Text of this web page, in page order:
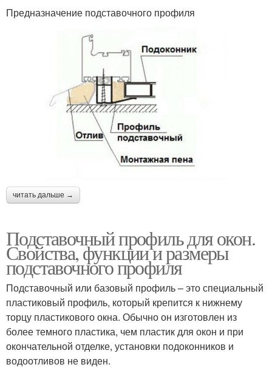
Предназначение подставочного профиля
читать дальше →
Подставочный профиль для окон.
Свойства, функции и размеры
подставочного профиля
Подставочный или базовый профиль – это специальный
пластиковый профиль, который крепится к нижнему
торцу пластикового окна. Обычно он изготовлен из
более темного пластика, чем пластик для окон и при
окончательной отделке, установки подоконников и
водоотливов не виден.